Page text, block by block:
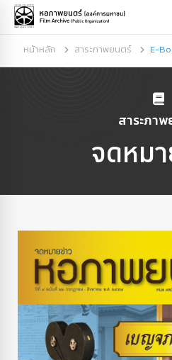
หน้าหลัก สาระภาพยนตร์ E-
สาระภา
จดหม